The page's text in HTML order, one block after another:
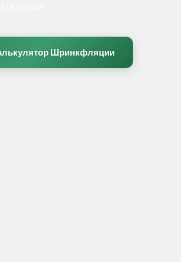
Шринкфляции